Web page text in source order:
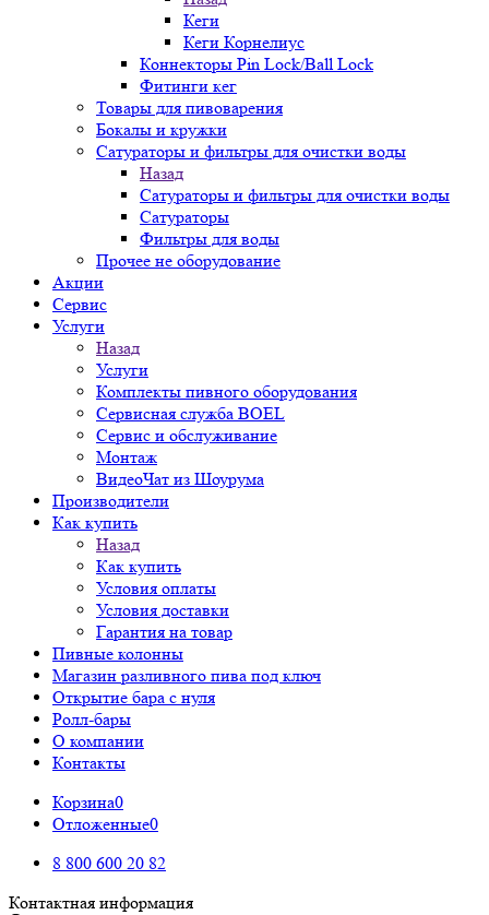
Кеги
Кеги Корнелиус
Коннекторы Pin Lock/Ball Lock
Фитинги кег
Товары для пивоварения
Бокалы и кружки
Сатураторы и фильтры для очистки воды
Назад
Сатураторы и фильтры для очистки воды
Сатураторы
Фильтры для воды
Прочее не оборудование
Акции
Сервис
Услуги
Назад
Услуги
Комплекты пивного оборудования
Сервисная служба BOEL
Сервис и обслуживание
Монтаж
ВидеоЧат из Шоурума
Производители
Как купить
Назад
Как купить
Условия оплаты
Условия доставки
Гарантия на товар
Пивные колонны
Магазин разливного пива под ключ
Открытие бара с нуля
Ролл-бары
О компании
Контакты
Корзина0
Отложенные0
8 800 600 20 82
Контактная информация